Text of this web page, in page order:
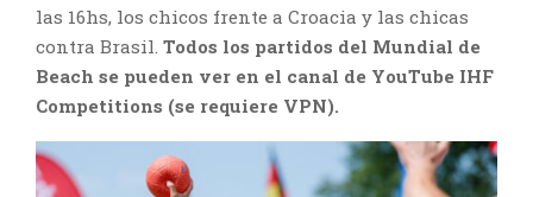
las 16hs, los chicos frente a Croacia y las chicas
contra Brasil. Todos los partidos del Mundial de
Beach se pueden ver en el canal de YouTube IHF
Competitions (se requiere VPN).